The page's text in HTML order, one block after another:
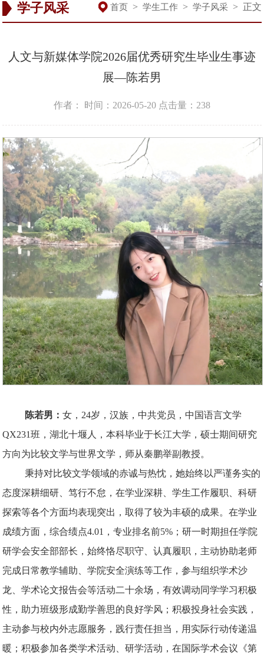
学子风采 首页 > 学生工作 > 学子风采 > 正文
人文与新媒体学院2026届优秀研究生毕业生事迹
展—陈若男
作者： 时间：2026-05-20 点击量： 238
陈若男： 女，24岁，汉族，中共党员，中国语言文学
QX231班，湖北十堰人，本科毕业于长江大学，硕士期间研究
方向为比较文学与世界文学，师从秦鹏举副教授。
秉持对比较文学领域的赤诚与热忱，她始终以严谨务实的
态度深耕细研、笃行不怠，在学业深耕、学生工作履职、科研
探索等各个方面均表现突出，取得了较为丰硕的成果。在学业
成绩方面，综合绩点4.01，专业排名前5%；研一时期担任学院
研学会安全部部长，始终恪尽职守、认真履职，主动协助老师
完成日常教学辅助、学院安全演练等工作，参与组织学术沙
龙、学术论文报告会等活动二十余场，有效调动同学学习积极
性，助力班级形成勤学善思的良好学风；积极投身社会实践，
主动参与校内外志愿服务，践行责任担当，用实际行动传递温
暖；积极参加各类学术活动、研学活动，在国际学术会议《第